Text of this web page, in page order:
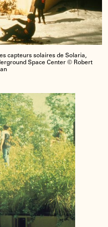
capteurs solaires de Solaria,
Space Center © Robert